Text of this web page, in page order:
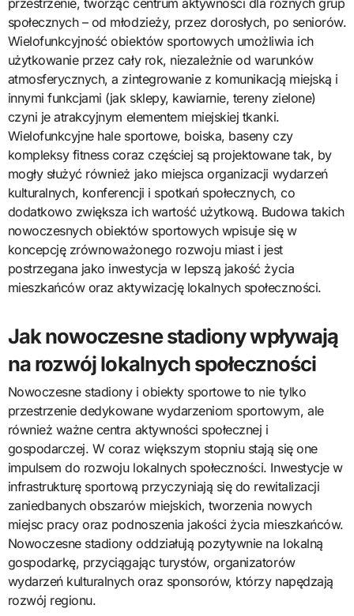
przestrzenie, tworząc centrum aktywności dla różnych grup
społecznych – od młodzieży, przez dorosłych, po seniorów.
Wielofunkcyjność obiektów sportowych umożliwia ich
użytkowanie przez cały rok, niezależnie od warunków
atmosferycznych, a zintegrowanie z komunikacją miejską i
innymi funkcjami (jak sklepy, kawiarnie, tereny zielone)
czyni je atrakcyjnym elementem miejskiej tkanki.
Wielofunkcyjne hale sportowe, boiska, baseny czy
kompleksy fitness coraz częściej są projektowane tak, by
mogły służyć również jako miejsca organizacji wydarzeń
kulturalnych, konferencji i spotkań społecznych, co
dodatkowo zwiększa ich wartość użytkową. Budowa takich
nowoczesnych obiektów sportowych wpisuje się w
koncepcję zrównoważonego rozwoju miast i jest
postrzegana jako inwestycja w lepszą jakość życia
mieszkańców oraz aktywizację lokalnych społeczności.
Jak nowoczesne stadiony wpływają
na rozwój lokalnych społeczności
Nowoczesne stadiony i obiekty sportowe to nie tylko
przestrzenie dedykowane wydarzeniom sportowym, ale
również ważne centra aktywności społecznej i
gospodarczej. W coraz większym stopniu stają się one
impulsem do rozwoju lokalnych społeczności. Inwestycje w
infrastrukturę sportową przyczyniają się do rewitalizacji
zaniedbanych obszarów miejskich, tworzenia nowych
miejsc pracy oraz podnoszenia jakości życia mieszkańców.
Nowoczesne stadiony oddziałują pozytywnie na lokalną
gospodarkę, przyciągając turystów, organizatorów
wydarzeń kulturalnych oraz sponsorów, którzy napędzają
rozwój regionu.